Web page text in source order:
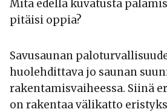
Mitä edellä kuvatusta
pitäisi oppia?
Savusaunan
huolehdittava jo saunan
rakentamisvaiheessa. Siinä
on rakentaa välikatto